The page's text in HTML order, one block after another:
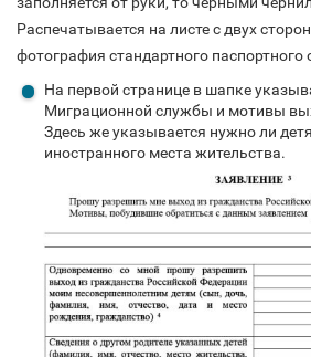
Распечатывается на листе с двух
фотография стандартного паспортного
На первой странице в шапке
Миграционной службы и мотивы
Здесь же указывается нужно ли
иностранного места жительства.